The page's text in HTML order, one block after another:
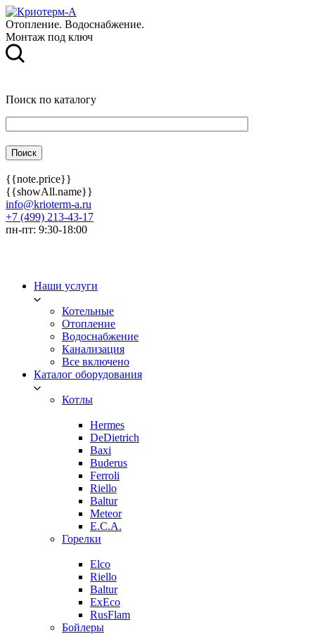
Отопление. Водоснабжение.
Монтаж под ключ
Поиск по каталогу
{{note.price}}
{{showAll.name}}
info@krioterm-a.ru
+7 (499) 213-43-17
пн-пт: 9:30-18:00
Наши услуги
Котельные
Отопление
Водоснабжение
Канализация
Все включено
Каталог оборудования
Котлы
Hermes
DeDietrich
Baxi
Buderus
Ferroli
Riello
Baltur
Meteor
E.C.A.
Горелки
Elco
Riello
Baltur
ExEco
RusFlam
Бойлеры